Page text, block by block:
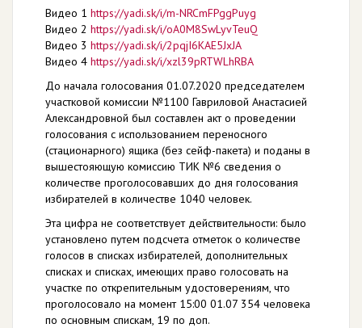
Видео 1 https://yadi.sk/i/m-NRCmFPggPuyg
Видео 2 https://yadi.sk/i/oA0M8SwLyvTeuQ
Видео 3 https://yadi.sk/i/2pqjI6KAE5JxJA
Видео 4 https://yadi.sk/i/xzl39pRTWLhRBA
До начала голосования 01.07.2020 председателем
участковой комиссии №1100 Гавриловой Анастасией
Александровной был составлен акт о проведении
голосования с использованием переносного
(стационарного) ящика (без сейф-пакета) и поданы в
вышестояющую комиссию ТИК №6 сведения о
количестве проголосовавших до дня голосования
избирателей в количестве 1040 человек.
Эта цифра не соответствует действительности: было
установлено путем подсчета отметок о количестве
голосов в списках избирателей, дополнительных
списках и списках, имеющих право голосовать на
участке по открепительным удостоверениям, что
проголосовало на момент 15:00 01.07 354 человека
по основным спискам, 19 по доп.